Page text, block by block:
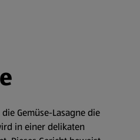
Gemüse-Lasagne die
in einer delikaten